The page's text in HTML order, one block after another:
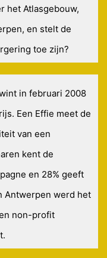
het Atlasgebouw,
en stelt de
toe zijn?
in februari 2008
Een Effie meet de
van een
kent de
en 28% geeft
Antwerpen werd het
non-profit